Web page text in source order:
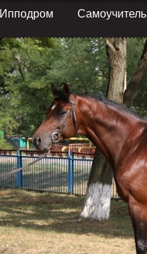
Ипподром Самоучитель